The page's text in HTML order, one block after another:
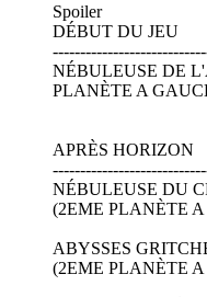
Spoiler
DÉBUT DU JEU
NÉBULEUSE DE
PLANÈTE A
APRÈS HORIZON
NÉBULEUSE DU
(2EME PLANÈTE
ABYSSES
(2EME PLANÈTE